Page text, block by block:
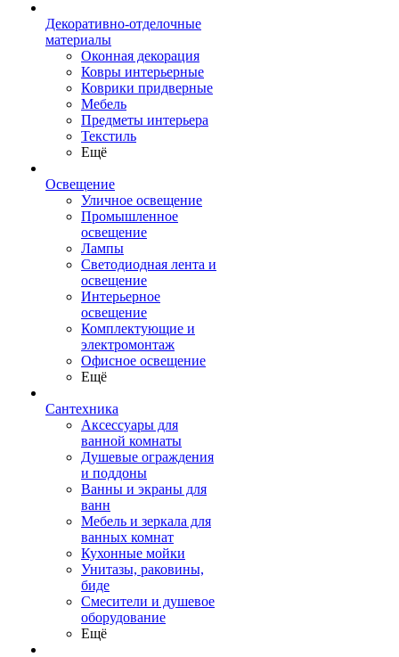
Декоративно-отделочные
материалы
Оконная декорация
Ковры интерьерные
Коврики придверные
Мебель
Предметы интерьера
Текстиль
Ещё
Освещение
Уличное освещение
Промышленное
освещение
Лампы
Светодиодная лента и
освещение
Интерьерное
освещение
Комплектующие и
электромонтаж
Офисное освещение
Ещё
Сантехника
Аксессуары для
ванной комнаты
Душевые ограждения
и поддоны
Ванны и экраны для
ванн
Мебель и зеркала для
ванных комнат
Кухонные мойки
Унитазы, раковины,
биде
Смесители и душевое
оборудование
Ещё